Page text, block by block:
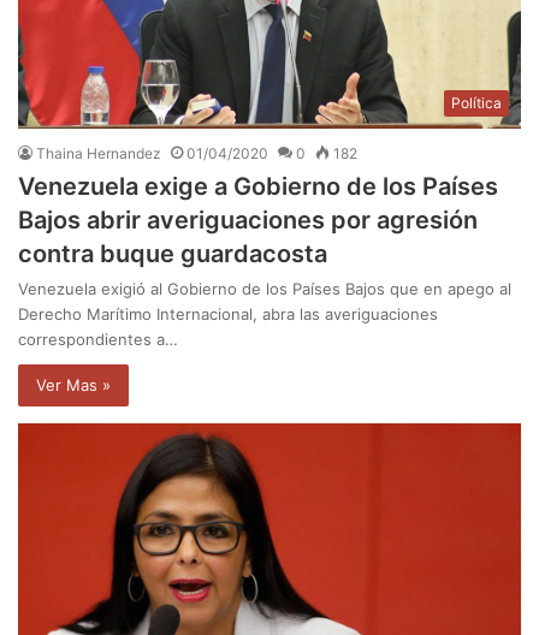
Política
Thaina Hernandez 01/04/2020 0 182
Venezuela exige a Gobierno de los Países
Bajos abrir averiguaciones por agresión
contra buque guardacosta
Venezuela exigió al Gobierno de los Países Bajos que en apego al
Derecho Marítimo Internacional, abra las averiguaciones
correspondientes a…
Ver Mas »